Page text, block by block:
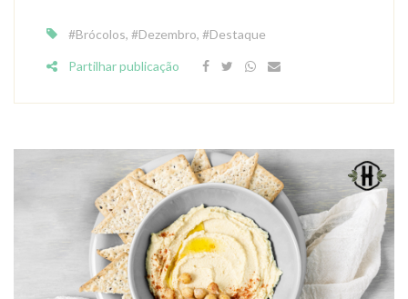
#Brócolos, #Dezembro, #Destaque
Partilhar publicação